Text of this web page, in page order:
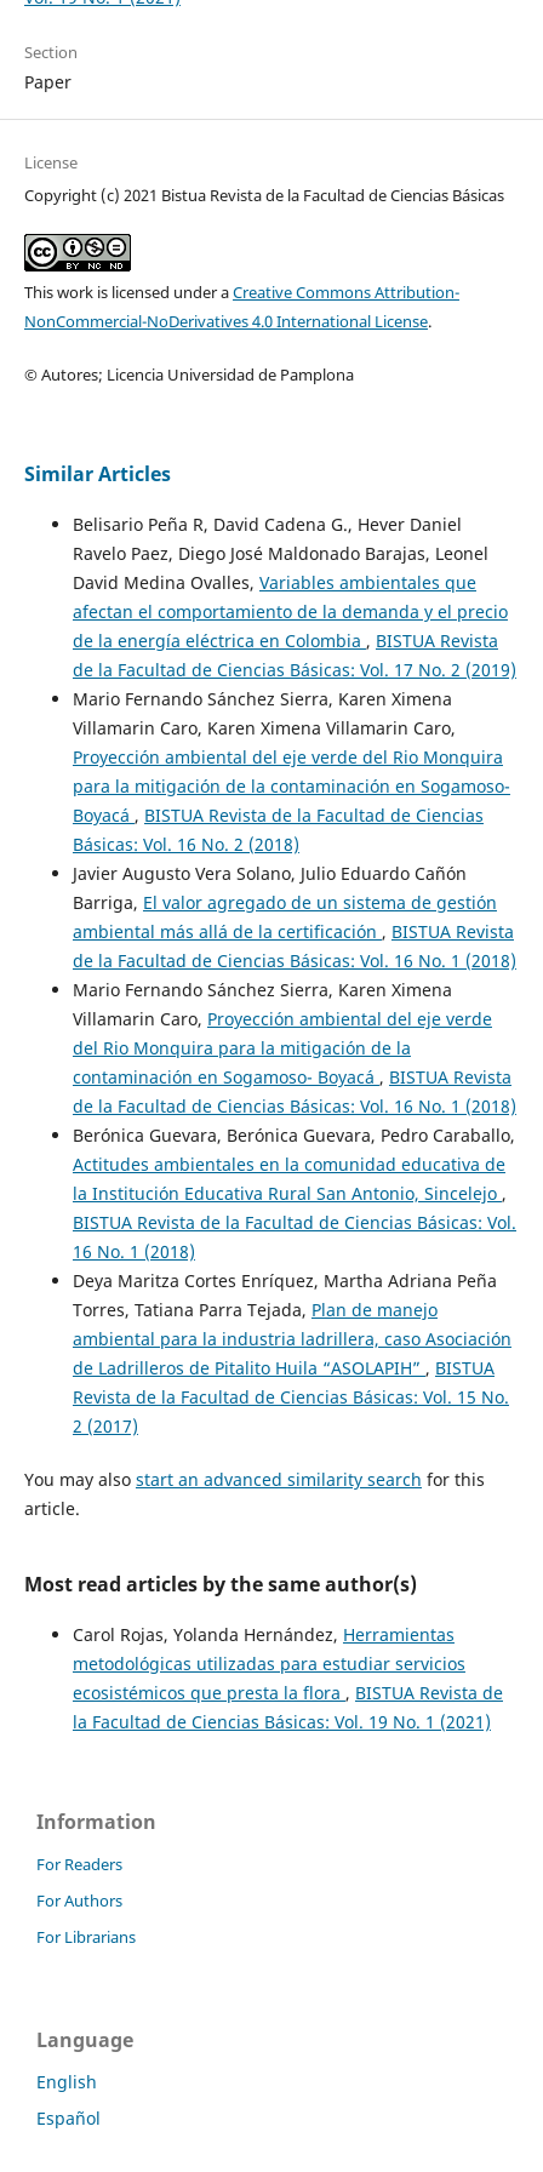
Section
Paper
License
Copyright (c) 2021 Bistua Revista de la Facultad de Ciencias Básicas
This work is licensed under aCreative Commons Attribution-
NonCommercial-NoDerivatives 4.0 International License.
© Autores; Licencia Universidad de Pamplona
Similar Articles
Belisario Peña R, David Cadena G., Hever Daniel
Ravelo Paez, Diego José Maldonado Barajas, Leonel
David Medina Ovalles, Variables ambientales que
afectan el comportamiento de la demanda y el precio
de la energía eléctrica en Colombia , BISTUA Revista
de la Facultad de Ciencias Básicas: Vol. 17 No. 2 (2019)
Mario Fernando Sánchez Sierra, Karen Ximena
Villamarin Caro, Karen Ximena Villamarin Caro,
Proyección ambiental del eje verde del Rio Monquira
para la mitigación de la contaminación en Sogamoso-
Boyacá , BISTUA Revista de la Facultad de Ciencias
Básicas: Vol. 16 No. 2 (2018)
Javier Augusto Vera Solano, Julio Eduardo Cañón
Barriga, El valor agregado de un sistema de gestión
ambiental más allá de la certificación , BISTUA Revista
de la Facultad de Ciencias Básicas: Vol. 16 No. 1 (2018)
Mario Fernando Sánchez Sierra, Karen Ximena
Villamarin Caro, Proyección ambiental del eje verde
del Rio Monquira para la mitigación de la
contaminación en Sogamoso- Boyacá , BISTUA Revista
de la Facultad de Ciencias Básicas: Vol. 16 No. 1 (2018)
Berónica Guevara, Berónica Guevara, Pedro Caraballo,
Actitudes ambientales en la comunidad educativa de
la Institución Educativa Rural San Antonio, Sincelejo ,
BISTUA Revista de la Facultad de Ciencias Básicas: Vol.
16 No. 1 (2018)
Deya Maritza Cortes Enríquez, Martha Adriana Peña
Torres, Tatiana Parra Tejada, Plan de manejo
ambiental para la industria ladrillera, caso Asociación
de Ladrilleros de Pitalito Huila “ASOLAPIH” , BISTUA
Revista de la Facultad de Ciencias Básicas: Vol. 15 No.
2 (2017)
You may also start an advanced similarity search for this
article.
Most read articles by the same author(s)
Carol Rojas, Yolanda Hernández, Herramientas
metodológicas utilizadas para estudiar servicios
ecosistémicos que presta la flora , BISTUA Revista de
la Facultad de Ciencias Básicas: Vol. 19 No. 1 (2021)
Information
For Readers
For Authors
For Librarians
Language
English
Español